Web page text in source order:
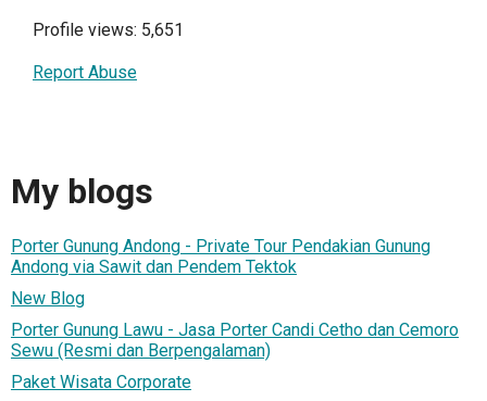
Profile views: 5,651
Report Abuse
My blogs
Porter Gunung Andong - Private Tour Pendakian Gunung
Andong via Sawit dan Pendem Tektok
New Blog
Porter Gunung Lawu - Jasa Porter Candi Cetho dan Cemoro
Sewu (Resmi dan Berpengalaman)
Paket Wisata Corporate